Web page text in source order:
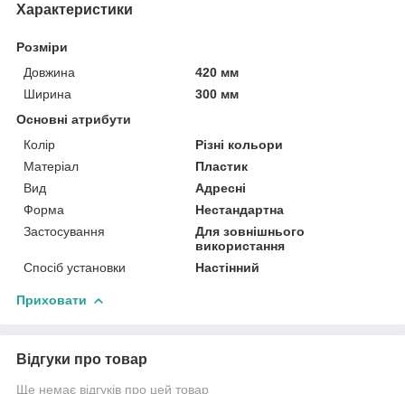
Характеристики
Розміри
Довжина
420 мм
Ширина
300 мм
Основні атрибути
Колір
Різні кольори
Матеріал
Пластик
Вид
Адресні
Форма
Нестандартна
Застосування
Для зовнішнього
використання
Спосіб установки
Настінний
Приховати
Відгуки про товар
Ще немає відгуків про цей товар